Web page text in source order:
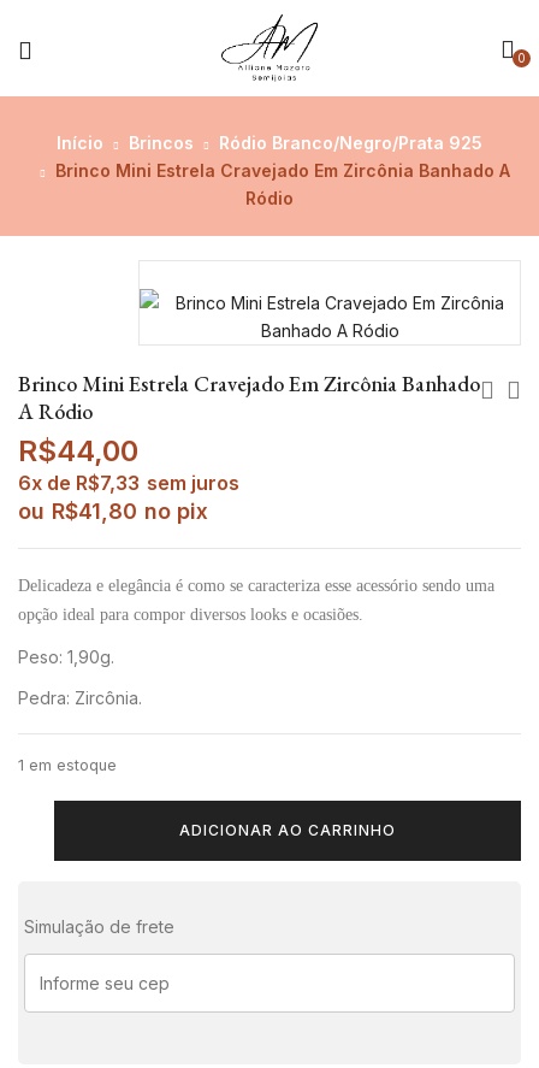
0
Início Brincos
Ródio Branco/Negro/Prata 925
Brinco Mini Estrela Cravejado Em Zircônia Banhado A
Ródio
Brinco Mini Estrela Cravejado Em Zircônia Banhado
A Ródio
R$44,00
6x de R$7,33 sem juros
ou R$41,80 no pix
Delicadeza e elegância é como se caracteriza esse acessório sendo uma
opção ideal para compor diversos looks e ocasiões.
Peso: 1,90g.
Pedra: Zircônia.
1 em estoque
ADICIONAR AO CARRINHO
Simulação de frete